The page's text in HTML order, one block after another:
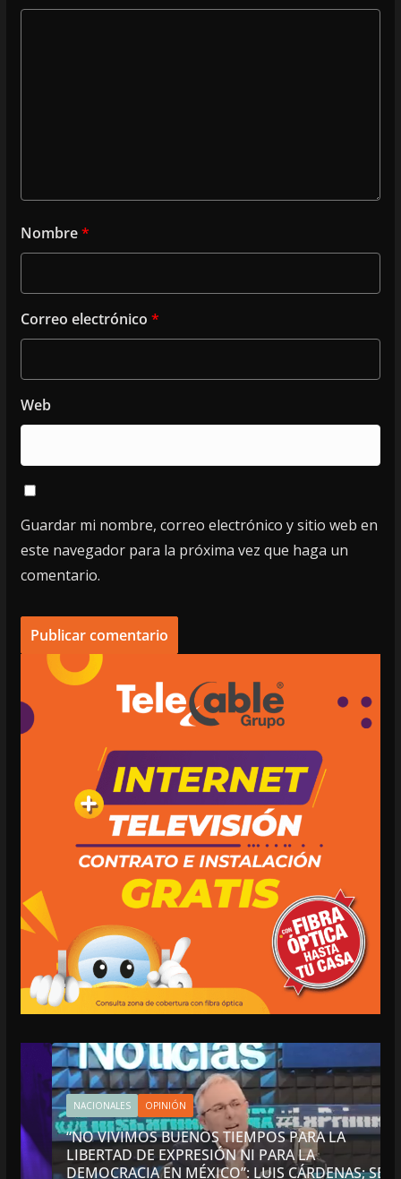
Nombre*
Correo electrónico *
Web
Guardar mi nombre, correo electrónico y sitio web en
este navegador para la próxima vez que haga un
comentario.
NACIONALES OPINIÓN
“NO VIVIMOS BUENOS TIEMPOS PARA LA
LIBERTAD DE EXPRESIÓN NI PARA LA
DEMOCRACIA EN MÉXICO”: LUIS CÁRDENAS; SE